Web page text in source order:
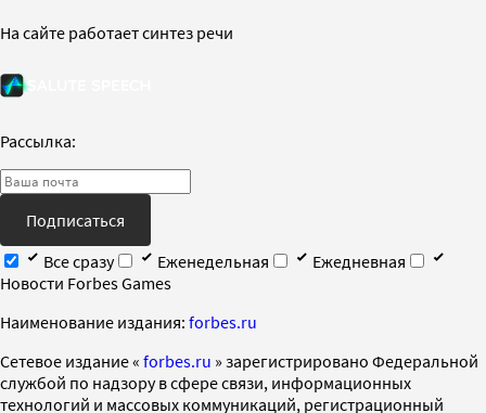
На сайте работает синтез речи
Рассылка:
Подписаться
Все сразу
Еженедельная
Ежедневная
Новости Forbes Games
Наименование издания: forbes.ru
Cетевое издание « forbes.ru » зарегистрировано Федеральной
службой по надзору в сфере связи, информационных
технологий и массовых коммуникаций, регистрационный